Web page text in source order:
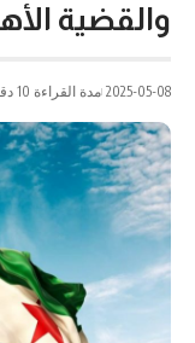
والقضية
2025-05-08 مدة القراءة 10 دقيقة/دقائق